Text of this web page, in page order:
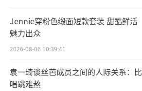
Jennie穿粉色缎面短款套装 甜酷鲜活
魅力出众
2026-08-06 10:39:41
袁一琦谈丝芭成员之间的人际关系：比
唱跳难熬